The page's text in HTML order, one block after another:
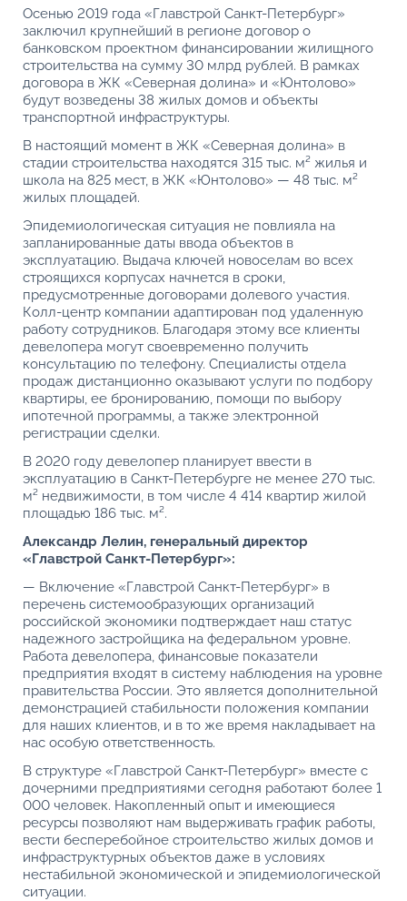
Осенью 2019 года «Главстрой Санкт-Петербург»
заключил крупнейший в регионе договор о
банковском проектном финансировании жилищного
строительства на сумму 30 млрд рублей. В рамках
договора в ЖК «Северная долина» и «Юнтолово»
будут возведены 38 жилых домов и объекты
транспортной инфраструктуры.
В настоящий момент в ЖК «Северная долина» в
стадии строительства находятся 315 тыс. м² жилья и
школа на 825 мест, в ЖК «Юнтолово» — 48 тыс. м²
жилых площадей.
Эпидемиологическая ситуация не повлияла на
запланированные даты ввода объектов в
эксплуатацию. Выдача ключей новоселам во всех
строящихся корпусах начнется в сроки,
предусмотренные договорами долевого участия.
Колл-центр компании адаптирован под удаленную
работу сотрудников. Благодаря этому все клиенты
девелопера могут своевременно получить
консультацию по телефону. Специалисты отдела
продаж дистанционно оказывают услуги по подбору
квартиры, ее бронированию, помощи по выбору
ипотечной программы, а также электронной
регистрации сделки.
В 2020 году девелопер планирует ввести в
эксплуатацию в Санкт-Петербурге не менее 270 тыс.
м² недвижимости, в том числе 4 414 квартир жилой
площадью 186 тыс. м².
Александр Лелин, генеральный директор
«Главстрой Санкт-Петербург»:
— Включение «Главстрой Санкт-Петербург» в
перечень системообразующих организаций
российской экономики подтверждает наш статус
надежного застройщика на федеральном уровне.
Работа девелопера, финансовые показатели
предприятия входят в систему наблюдения на уровне
правительства России. Это является дополнительной
демонстрацией стабильности положения компании
для наших клиентов, и в то же время накладывает на
нас особую ответственность.
В структуре «Главстрой Санкт-Петербург» вместе с
дочерними предприятиями сегодня работают более 1
000 человек. Накопленный опыт и имеющиеся
ресурсы позволяют нам выдерживать график работы,
вести бесперебойное строительство жилых домов и
инфраструктурных объектов даже в условиях
нестабильной экономической и эпидемиологической
ситуации.